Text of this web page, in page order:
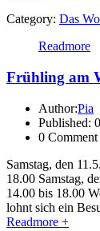
Category: Das
Readmore
Frühling am
Author:Pia
Published:
0 Comment
Samstag, den
18.00 Samstag,
14.00 bis 18.00
lohnt sich ein
Readmore +